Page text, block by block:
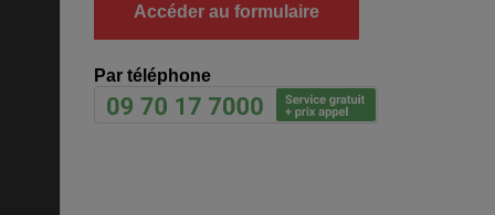
Accéder au formulaire
Par téléphone